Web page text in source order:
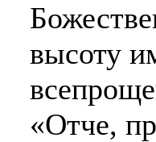
высоту
«Отче,